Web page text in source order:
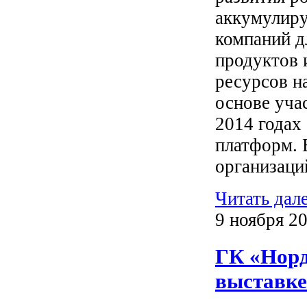
компаний
продуктов
ресурсов
основе
2014
платформ.
Читать
9 ноября
ГК